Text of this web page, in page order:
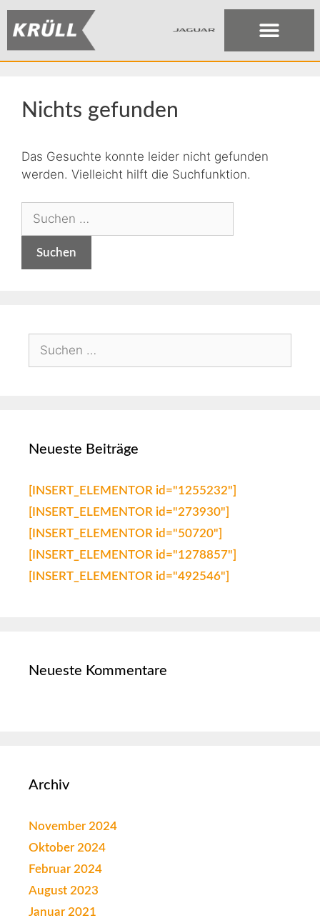
Nichts gefunden
Das Gesuchte konnte leider nicht gefunden
werden. Vielleicht hilft die Suchfunktion.
Neueste Beiträge
[INSERT_ELEMENTOR id="1255232"]
[INSERT_ELEMENTOR id="273930"]
[INSERT_ELEMENTOR id="50720"]
[INSERT_ELEMENTOR id="1278857"]
[INSERT_ELEMENTOR id="492546"]
Neueste Kommentare
Archiv
November 2024
Oktober 2024
Februar 2024
August 2023
Januar 2021